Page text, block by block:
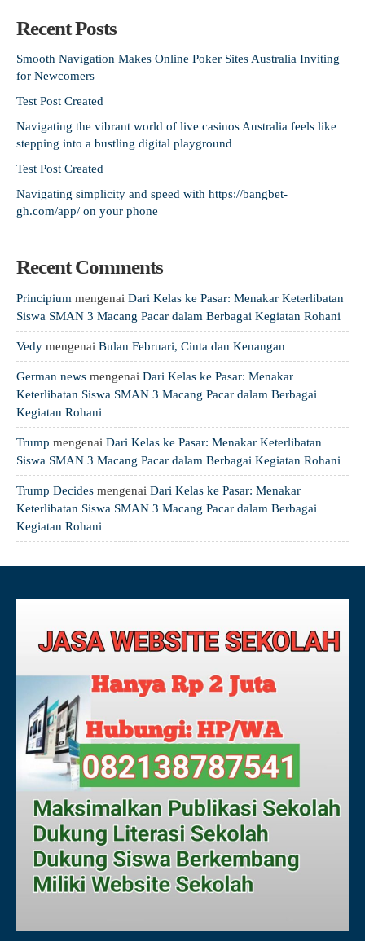
Recent Posts
Smooth Navigation Makes Online Poker Sites Australia Inviting
for Newcomers
Test Post Created
Navigating the vibrant world of live casinos Australia feels like
stepping into a bustling digital playground
Test Post Created
Navigating simplicity and speed with https://bangbet-
gh.com/app/ on your phone
Recent Comments
Principium mengenai Dari Kelas ke Pasar: Menakar Keterlibatan
Siswa SMAN 3 Macang Pacar dalam Berbagai Kegiatan Rohani
Vedy mengenai Bulan Februari, Cinta dan Kenangan
German news mengenai Dari Kelas ke Pasar: Menakar
Keterlibatan Siswa SMAN 3 Macang Pacar dalam Berbagai
Kegiatan Rohani
Trump mengenai Dari Kelas ke Pasar: Menakar Keterlibatan
Siswa SMAN 3 Macang Pacar dalam Berbagai Kegiatan Rohani
Trump Decides mengenai Dari Kelas ke Pasar: Menakar
Keterlibatan Siswa SMAN 3 Macang Pacar dalam Berbagai
Kegiatan Rohani